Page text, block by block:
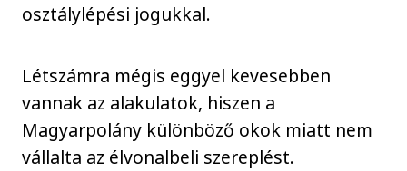
osztálylépési jogukkal.
Létszámra mégis eggyel kevesebben
vannak az alakulatok, hiszen a
Magyarpolány különböző okok miatt nem
vállalta az élvonalbeli szereplést.